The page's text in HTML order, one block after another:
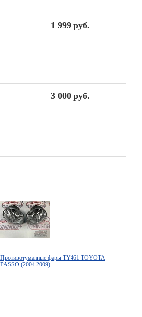
1 999 руб.
3 000 руб.
Противотуманные фары TY461 TOYOTA
PASSO (2004-2009)